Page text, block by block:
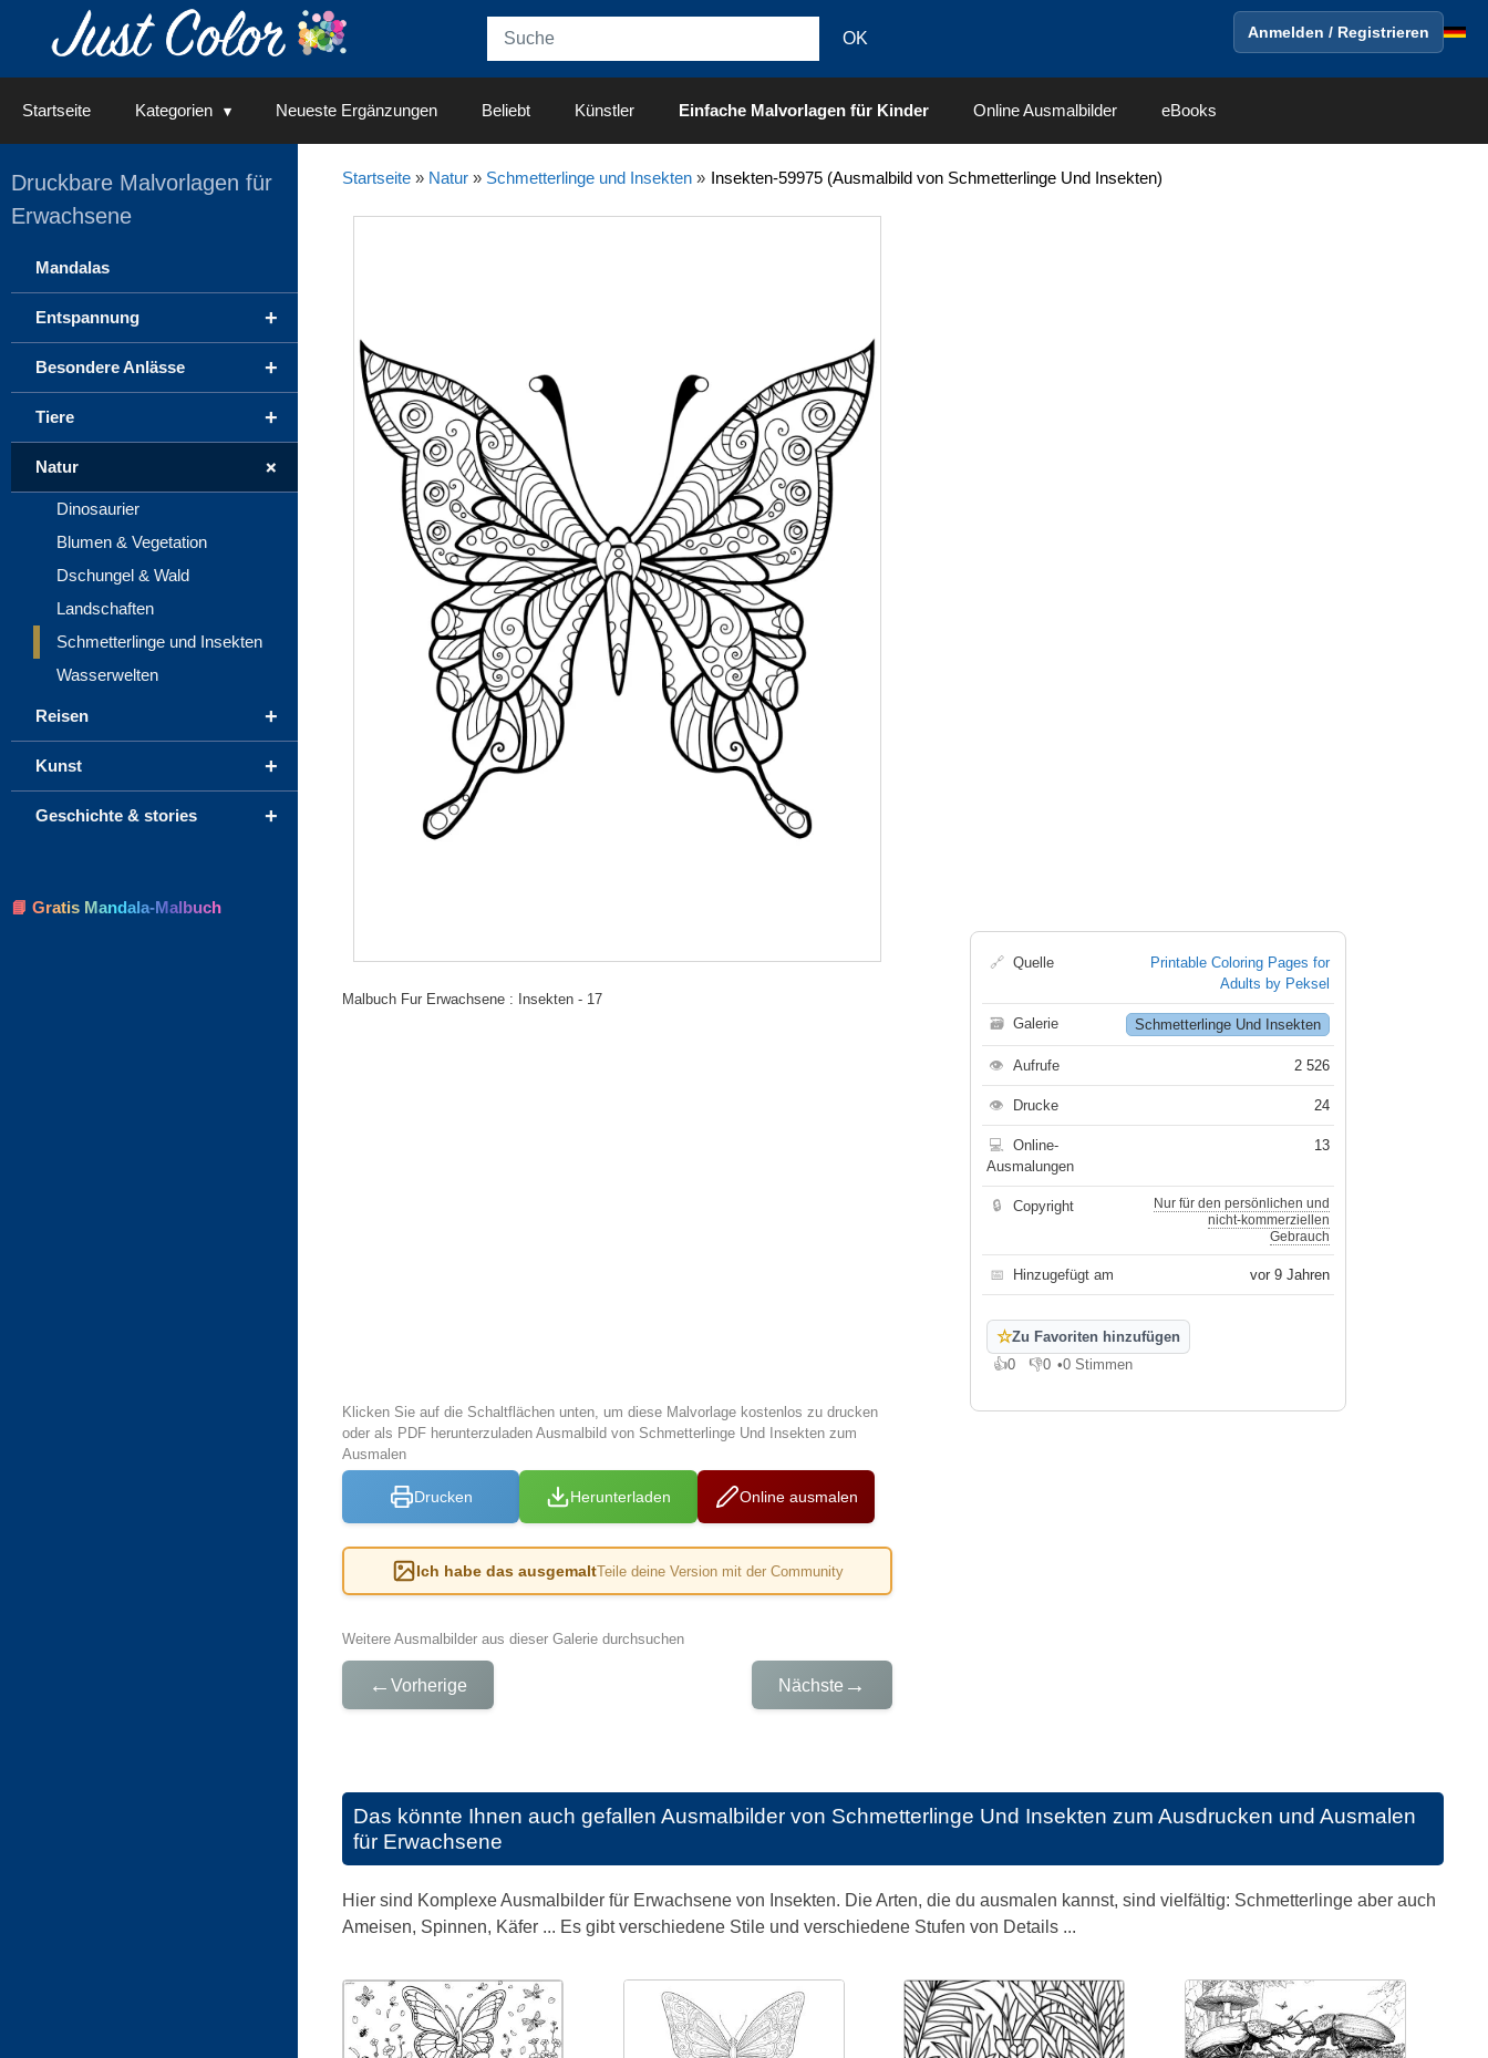
Anmelden / Registrieren
Startseite Kategorien Neueste Ergänzungen Beliebt Künstler Einfache Malvorlagen für Kinder Online Ausmalbilder eBooks
Startseite» Natur» Schmetterlinge und Insekten» Insekten-59975 (Ausmalbild von Schmetterlinge Und Insekten)
Malbuch Fur Erwachsene : Insekten - 17
Klicken Sie auf die Schaltflächen unten, um diese Malvorlage kostenlos zu drucken
oder als PDF herunterzuladen Ausmalbild von Schmetterlinge Und Insekten zum
Ausmalen
Drucken Herunterladen Online ausmalen
Ich habe das ausgemaltTeile deine Version mit der Community
Weitere Ausmalbilder aus dieser Galerie durchsuchen
← Vorherige Nächste →
🔗 Quelle
Printable Coloring Pages for
Adults by Peksel
🗃 Galerie Schmetterlinge Und Insekten
👁 Aufrufe 2 526
👁 Drucke 24
💻
Online-
Ausmalungen
13
🔒 Copyright
Nur für den persönlichen und
nicht-kommerziellen
Gebrauch
📅 Hinzugefügt am vor 9 Jahren
☆Zu Favoriten hinzufügen
👍0
Gefällt mir
👎0
Gefällt mir nicht
•0 Stimmen
Das könnte Ihnen auch gefallen Ausmalbilder von Schmetterlinge Und Insekten zum Ausdrucken und Ausmalen
für Erwachsene
Hier sind Komplexe Ausmalbilder für Erwachsene von Insekten. Die Arten, die du ausmalen kannst, sind vielfältig: Schmetterlinge aber auch
Ameisen, Spinnen, Käfer ... Es gibt verschiedene Stile und verschiedene Stufen von Details ...
Druckbare Malvorlagen für
Erwachsene
Mandalas
+
Entspannung
+
Besondere Anlässe
+
Tiere
+
Natur
Dinosaurier
Blumen & Vegetation
Dschungel & Wald
Landschaften
Schmetterlinge und Insekten
Wasserwelten
+
Reisen
+
Kunst
+
Geschichte & stories
📘 Gratis Mandala-Malbuch